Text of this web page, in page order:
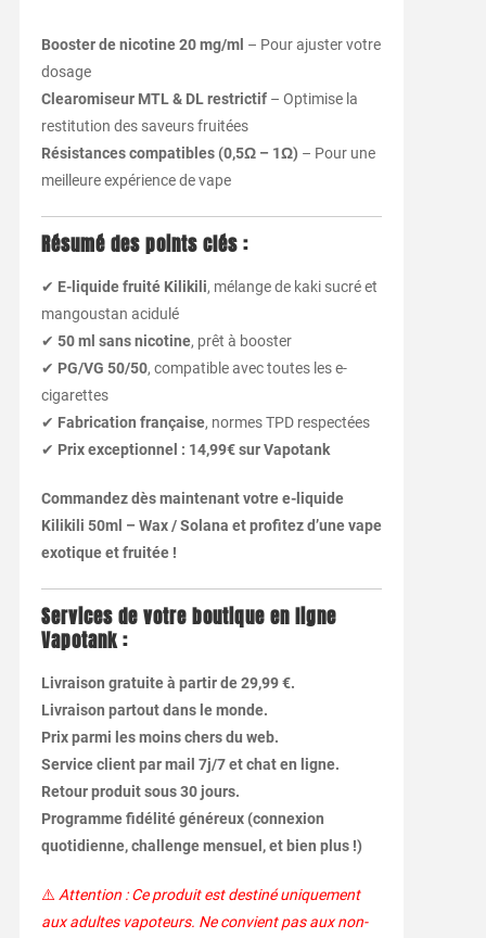
Booster de nicotine 20 mg/ml – Pour ajuster votre
dosage
Clearomiseur MTL & DL restrictif– Optimise la
restitution des saveurs fruitées
Résistances compatibles (0,5Ω – 1Ω) – Pour une
meilleure expérience de vape
Résumé des points clés :
✔ E-liquide fruité Kilikili, mélange de kaki sucré et
mangoustan acidulé
✔ 50 ml sans nicotine, prêt à booster
✔ PG/VG 50/50, compatible avec toutes les e-
cigarettes
✔ Fabrication française, normes TPD respectées
✔ Prix exceptionnel : 14,99€ sur Vapotank
Commandez dès maintenant votre e-liquide
Kilikili 50ml – Wax / Solana et profitez d’une vape
exotique et fruitée !
Services de votre boutique en ligne
Vapotank :
Livraison gratuite à partir de 29,99 €.
Livraison partout dans le monde.
Prix parmi les moins chers du web.
Service client par mail 7j/7 et chat en ligne.
Retour produit sous 30 jours.
Programme fidélité généreux (connexion
quotidienne, challenge mensuel, et bien plus !)
⚠️ Attention : Ce produit est destiné uniquement
aux adultes vapoteurs. Ne convient pas aux non-